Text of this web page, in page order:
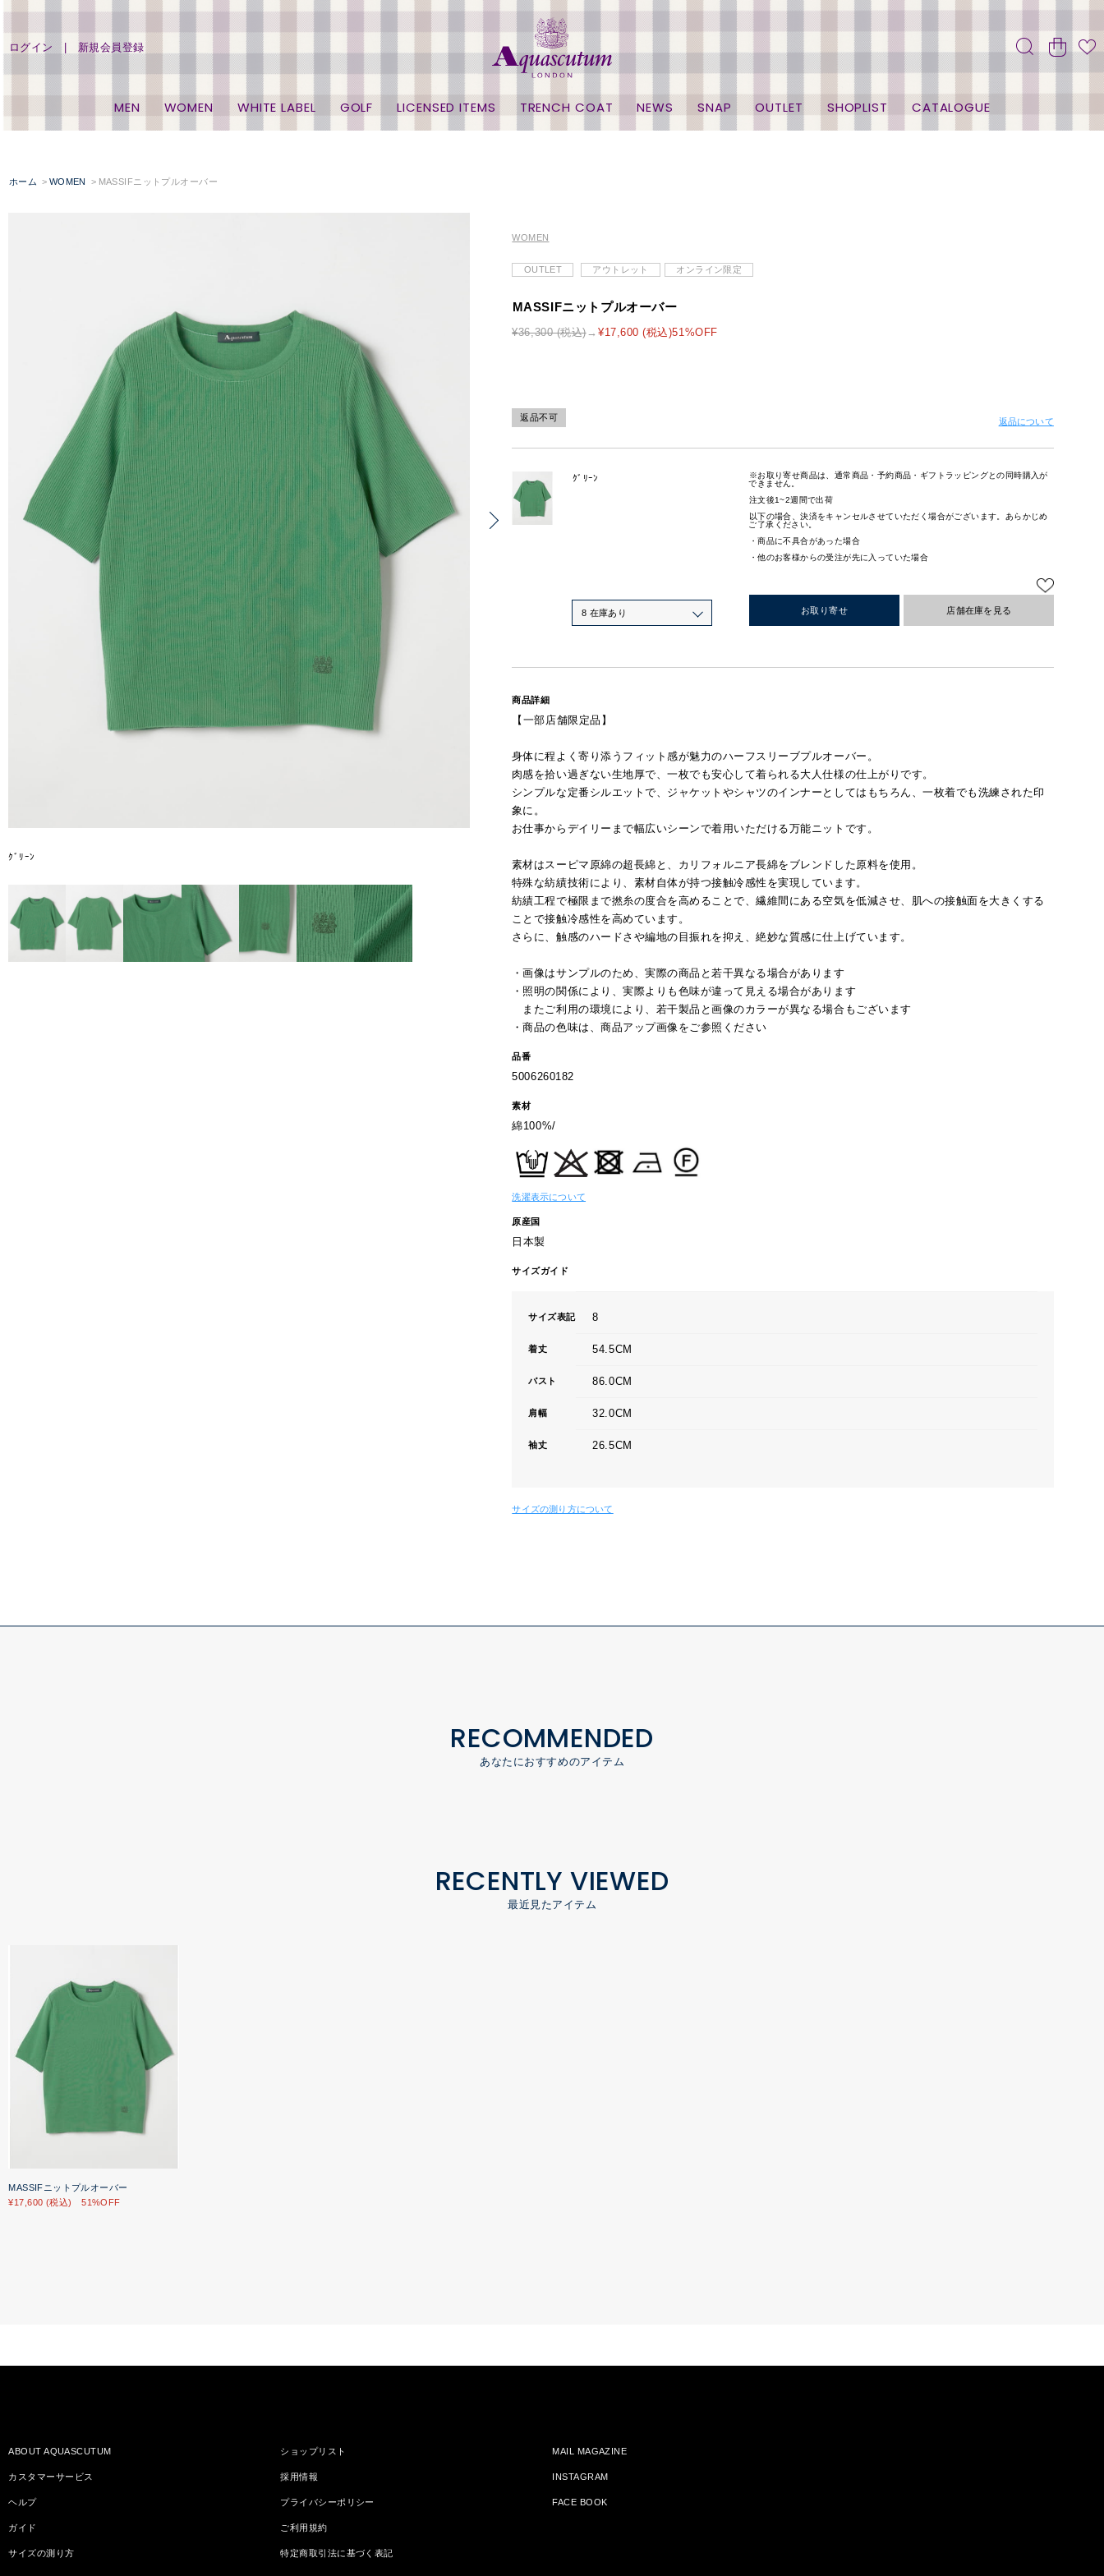
ログイン 新規会員登録
MEN WOMEN WHITE LABEL GOLF LICENSED ITEMS TRENCH COAT NEWS SNAP OUTLET SHOPLIST CATALOGUE
ホーム WOMEN MASSIFニットプルオーバー
ｸﾞﾘｰﾝ
WOMEN
OUTLET アウトレット オンライン限定
MASSIFニットプルオーバー
¥36,300 (税込) ¥17,600 (税込)51%OFF
返品不可 返品について
ｸﾞﾘｰﾝ
8 在庫あり お取り寄せ
※お取り寄せ商品は、通常商品・予約商品・ギフトラッピングとの同時購入が
できません。
注文後1~2週間で出荷
以下の場合、決済をキャンセルさせていただく場合がございます。あらかじめ
ご了承ください。
・商品に不具合があった場合
・他のお客様からの受注が先に入っていた場合
店舗在庫を見る
商品詳細
【一部店舗限定品】
身体に程よく寄り添うフィット感が魅力のハーフスリーブプルオーバー。
肉感を拾い過ぎない生地厚で、一枚でも安心して着られる大人仕様の仕上がりです。
シンプルな定番シルエットで、ジャケットやシャツのインナーとしてはもちろん、一枚着でも洗練された印
象に。
お仕事からデイリーまで幅広いシーンで着用いただける万能ニットです。
素材はスーピマ原綿の超長綿と、カリフォルニア長綿をブレンドした原料を使用。
特殊な紡績技術により、素材自体が持つ接触冷感性を実現しています。
紡績工程で極限まで撚糸の度合を高めることで、繊維間にある空気を低減させ、肌への接触面を大きくする
ことで接触冷感性を高めています。
さらに、触感のハードさや編地の目振れを抑え、絶妙な質感に仕上げています。
・画像はサンプルのため、実際の商品と若干異なる場合があります
・照明の関係により、実際よりも色味が違って見える場合があります
またご利用の環境により、若干製品と画像のカラーが異なる場合もございます
・商品の色味は、商品アップ画像をご参照ください
品番
5006260182
素材
綿100%/
洗濯表示について
原産国
日本製
サイズガイド
サイズ表記 8
着丈 54.5CM
バスト 86.0CM
肩幅 32.0CM
袖丈 26.5CM
サイズの測り方について
RECOMMENDED
あなたにおすすめのアイテム
RECENTLY VIEWED
最近見たアイテム
MASSIFニットプルオーバー
¥17,600 (税込) 51%OFF
ABOUT AQUASCUTUM
カスタマーサービス
ヘルプ
ガイド
サイズの測り方
ショップリスト
採用情報
プライバシーポリシー
ご利用規約
特定商取引法に基づく表記
MAIL MAGAZINE
INSTAGRAM
FACE BOOK